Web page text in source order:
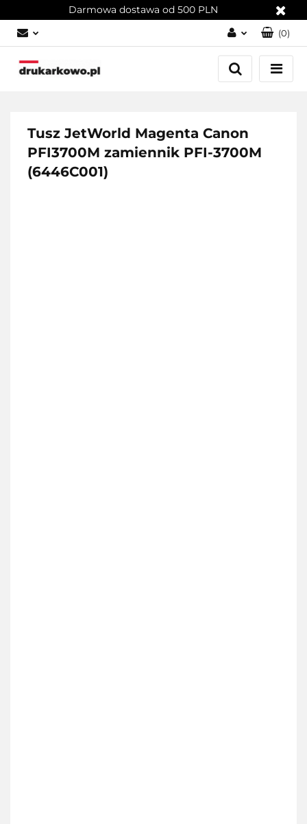
Darmowa dostawa od 500 PLN
Zaloguj się
Załóż konto
(0)
Tusz JetWorld Magenta Canon
PFI3700M zamiennik PFI-3700M
(6446C001)